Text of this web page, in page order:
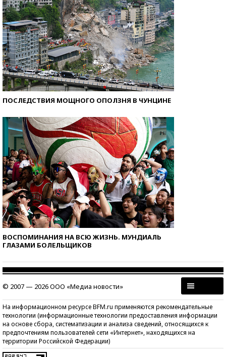
ПОСЛЕДСТВИЯ МОЩНОГО ОПОЛЗНЯ В ЧУНЦИНЕ
ВОСПОМИНАНИЯ НА ВСЮ ЖИЗНЬ. МУНДИАЛЬ
ГЛАЗАМИ БОЛЕЛЬЩИКОВ
© 2007 — 2026 ООО «Медиа новости»
На информационном ресурсе BFM.ru применяются рекомендательные
технологии (информационные технологии предоставления информации
на основе сбора, систематизации и анализа сведений, относящихся к
предпочтениям пользователей сети «Интернет», находящихся на
территории Российской Федерации)